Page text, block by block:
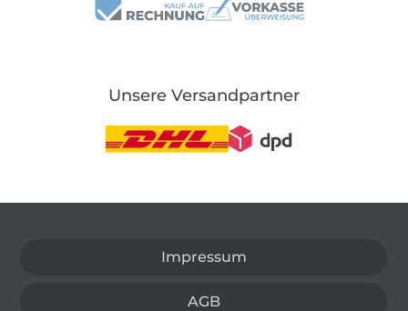
Unsere Versandpartner
Impressum
AGB